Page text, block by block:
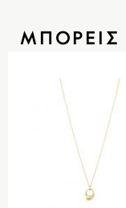
ΜΠΟΡΕΙΣ